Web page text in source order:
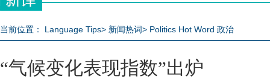
当前位置： Language Tips> 新闻热词> Politics Hot Word 政治
“气候变化表现指数”出炉